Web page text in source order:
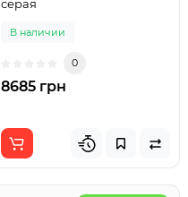
серая
В наличии
0
8685 грн